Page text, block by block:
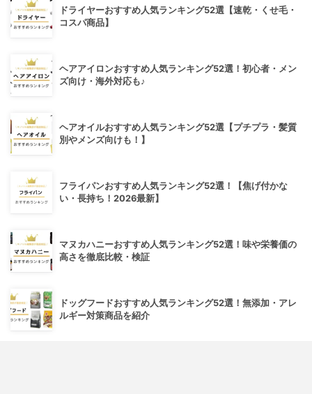
ドライヤーおすすめ人気ランキング52選【速乾・くせ毛・
コスパ商品】
ヘアアイロンおすすめ人気ランキング52選！初心者・メン
ズ向け・海外対応も♪
ヘアオイルおすすめ人気ランキング52選【プチプラ・髪質
別やメンズ向けも！】
フライパンおすすめ人気ランキング52選！【焦げ付かな
い・長持ち！2026最新】
マヌカハニーおすすめ人気ランキング52選！味や栄養価の
高さを徹底比較・検証
ドッグフードおすすめ人気ランキング52選！無添加・アレ
ルギー対策商品を紹介